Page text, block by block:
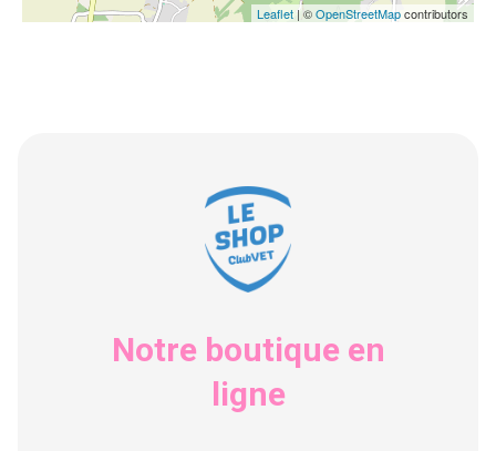
Leaflet| ©OpenStreetMapcontributors
Notre boutique en
ligne